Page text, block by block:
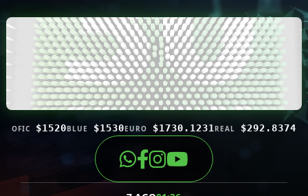
OFIC $1520BLUE $1530EURO $1730.1231 REAL $292.8374